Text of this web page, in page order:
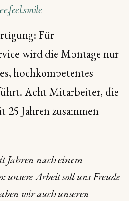
Für
wird die Montage nur
hochkompetentes
Acht Mitarbeiter, die
25 Jahren zusammen
Jahren nach einem
unsere Arbeit soll uns Freude
wir auch unseren